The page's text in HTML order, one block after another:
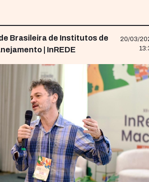
Brasileira de Institutos de
| InREDE
20/03/